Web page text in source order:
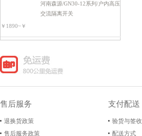
河南森源/GN30-12系列/户内高压
交流隔离开关
￥1890~￥
售后服务
退换货政策
售后服务政策
支付配送
验货与签收
配送方式